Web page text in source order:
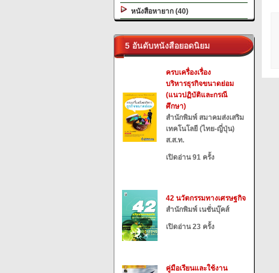
หนังสือหายาก (40)
5 อันดับหนังสือยอดนิยม
ครบเครื่องเรื่อง
บริหารธุรกิจขนาดย่อม
(แนวปฏิบัติและกรณี
ศึกษา)
สำนักพิมพ์ สมาคมส่งเสริม
เทคโนโลยี (ไทย-ญี่ปุ่น)
ส.ส.ท.
เปิดอ่าน 91 ครั้ง
42 นวัตกรรมทางเศรษฐกิจ
สำนักพิมพ์ เนชั่นบุ๊คส์
เปิดอ่าน 23 ครั้ง
คู่มือเรียนและใช้งาน